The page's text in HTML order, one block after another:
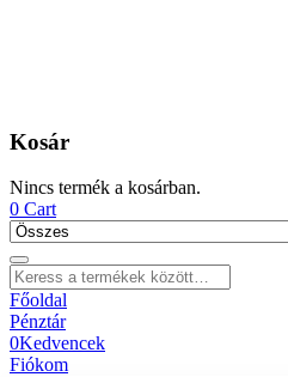
Kosár
Nincs termék a kosárban.
0 Cart
Főoldal
Pénztár
0Kedvencek
Fiókom